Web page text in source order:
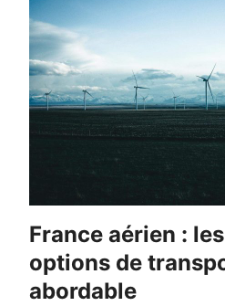
France aérien :
options de
abordable